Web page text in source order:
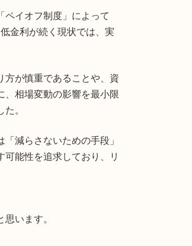
ペイオフ制度」によって
金利が続く現状では、実
方が慎重であることや、資
、相場変動の影響を最小限
。
減らさないための手段」
能性を追求しており、リ
います。